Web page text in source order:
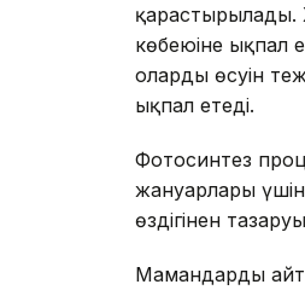
қарастырылады.
көбеюіне ықпал
олардың өсуін
ықпал етеді.
Фотосинтез
жануарлары
өздігінен
Мамандардың